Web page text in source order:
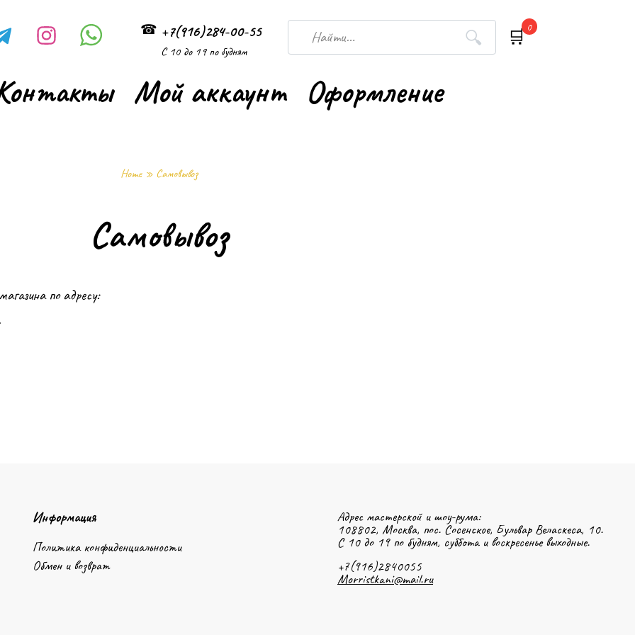
+7(916)284-00-55
С 10 до 19 по будням
Search
0
Мой аккаунт Оформление
Home» Самовывоз
Самовывоз
по адресу:
Информация
Политика конфиденциальности
Обмен и возврат
Адрес мастерской и шоу-рума:
108802, Москва, пос. Сосенское, Бульвар Веласкеса, 10.
С 10 до 19 по будням, суббота и воскресенье выходные.
+7(916)2840055
Morristkani@mail.ru